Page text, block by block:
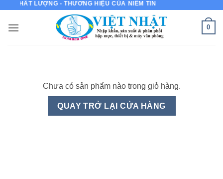
nội
CHẤT LƯỢNG - THƯƠNG HIỆU CỦA NIỀM TIN
0
Chưa có sản phẩm nào trong giỏ hàng.
QUAY TRỞ LẠI CỬA HÀNG